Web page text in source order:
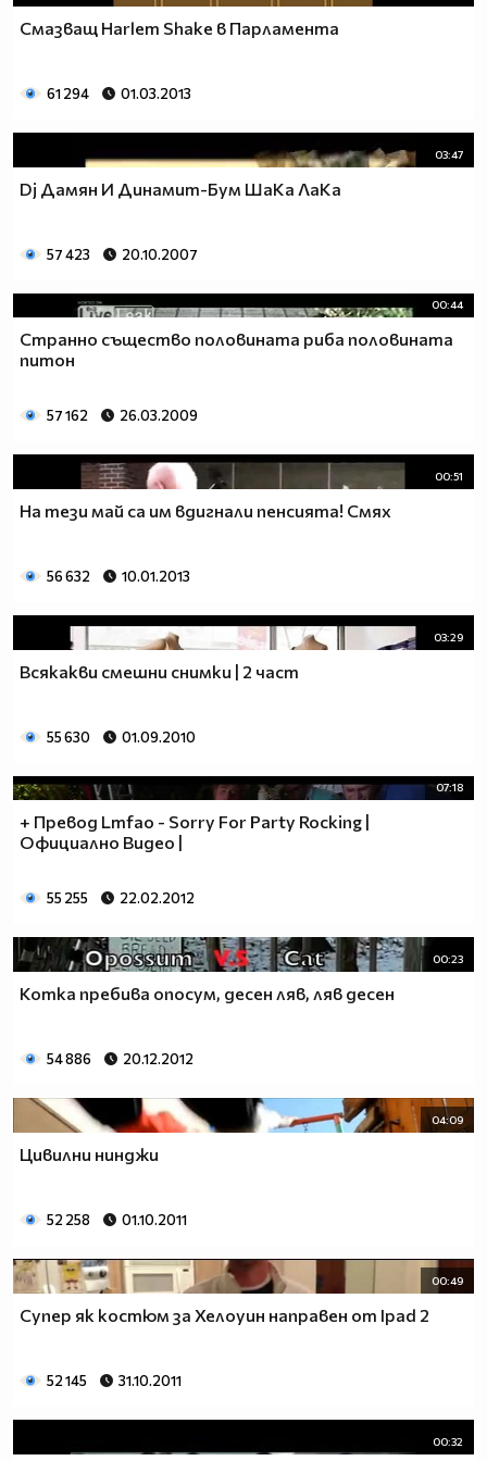
Смазващ Harlem Shake в Парламента
61 294 01.03.2013
03:47
Dj Дамян И Динамит-Бум ШаКа ЛаКа
57 423 20.10.2007
00:44
Странно същество половината риба половината
питон
57 162 26.03.2009
00:51
На тези май са им вдигнали пенсията! Смях
56 632 10.01.2013
03:29
Всякакви смешни снимки | 2 част
55 630 01.09.2010
07:18
+ Превод Lmfao - Sorry For Party Rocking |
Официално Видео |
55 255 22.02.2012
00:23
Котка пребива опосум, десен ляв, ляв десен
54 886 20.12.2012
04:09
Цивилни нинджи
52 258 01.10.2011
00:49
Супер як костюм за Хелоуин направен от Ipad 2
52 145 31.10.2011
00:32